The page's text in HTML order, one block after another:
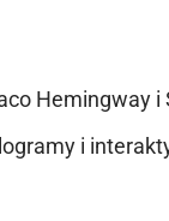
Hemingway i
i